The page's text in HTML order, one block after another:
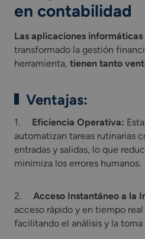
en contabilidad
Las aplicaciones
transformado la gestión
herramienta, tienen tanto
Ventajas:
1. Eficiencia Operativa:
automatizan tareas rutinarias
entradas y salidas, lo que
minimiza los errores humanos.
2. Acceso Instantáneo a la
acceso rápido y en tiempo
facilitando el análisis y la